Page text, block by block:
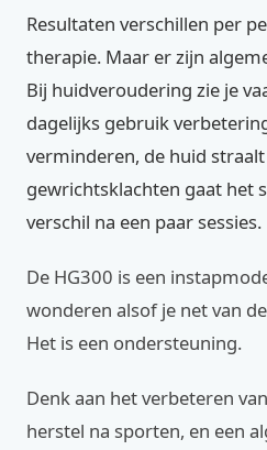
Resultaten verschillen per
therapie. Maar er zijn
Bij huidveroudering zie je
dagelijks gebruik
verminderen, de huid
gewrichtsklachten gaat het
verschil na een paar sessies.
De HG300 is een
wonderen alsof je net van
Het is een ondersteuning.
Denk aan het verbeteren
herstel na sporten, en een